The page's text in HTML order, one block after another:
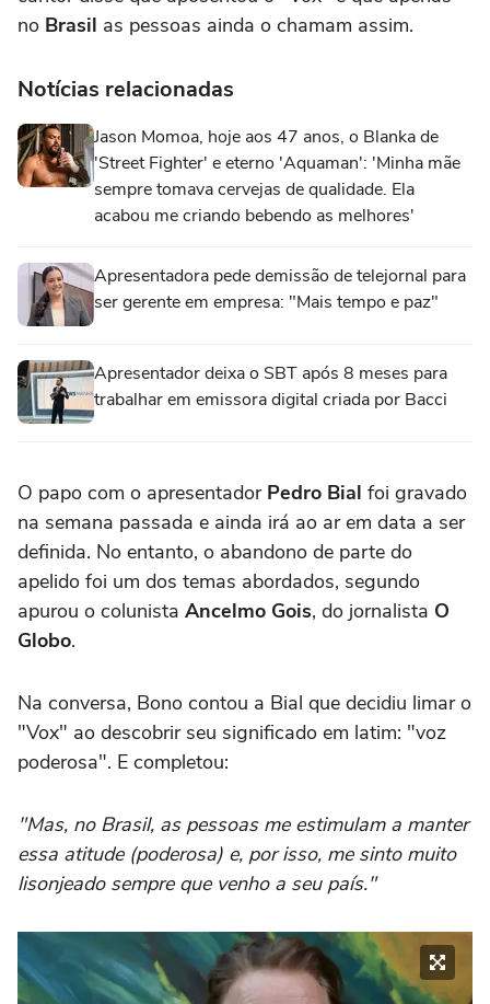
no Brasil as pessoas ainda o chamam assim.
Notícias relacionadas
Jason Momoa, hoje aos 47 anos, o Blanka de
'Street Fighter' e eterno 'Aquaman': 'Minha mãe
sempre tomava cervejas de qualidade. Ela
acabou me criando bebendo as melhores'
Apresentadora pede demissão de telejornal para
ser gerente em empresa: "Mais tempo e paz"
Apresentador deixa o SBT após 8 meses para
trabalhar em emissora digital criada por Bacci
O papo com o apresentador Pedro Bial foi gravado
na semana passada e ainda irá ao ar em data a ser
definida. No entanto, o abandono de parte do
apelido foi um dos temas abordados, segundo
apurou o colunista Ancelmo Gois, do jornalista O
Globo.
Na conversa, Bono contou a Bial que decidiu limar o
"Vox" ao descobrir seu significado em latim: "voz
poderosa". E completou:
"Mas, no Brasil, as pessoas me estimulam a manter
essa atitude (poderosa) e, por isso, me sinto muito
lisonjeado sempre que venho a seu país."